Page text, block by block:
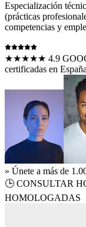
Especialización
(prácticas
competencias y
★★★★★ 4.9
certificadas en
» Únete a más de
🕒 CONSULTAR
HOMOLOGADAS